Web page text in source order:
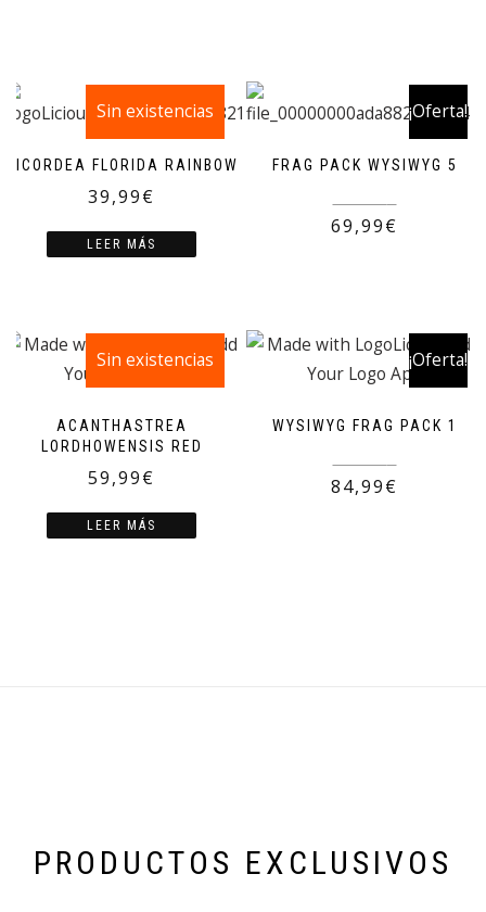
RICORDEA FLORIDA RAINBOW
39,99€
Sin existencias
LEER MÁS
FRAG PACK WYSIWYG 5
¡Oferta!
135,00€
69,99€
ACANTHASTREA
LORDHOWENSIS RED
59,99€
Sin existencias
LEER MÁS
WYSIWYG FRAG PACK 1
¡Oferta!
160,00€
84,99€
PRODUCTOS EXCLUSIVOS